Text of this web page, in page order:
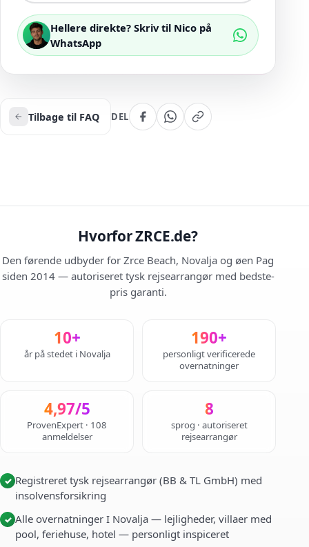
Hellere direkte? Skriv til Nico på
WhatsApp
Tilbage til FAQ DEL
Hvorfor ZRCE.de?
Den førende udbyder for Zrce Beach, Novalja og øen Pag
siden 2014 — autoriseret tysk rejsearrangør med bedste-
pris garanti.
10+
år på stedet i Novalja
190+
personligt verificerede
overnatninger
4,97/5
ProvenExpert · 108
anmeldelser
8
sprog · autoriseret
rejsearrangør
✓ Registreret tysk rejsearrangør (BB & TL GmbH) med
insolvensforsikring
✓ Alle overnatninger I Novalja — lejligheder, villaer med
pool, feriehuse, hotel — personligt inspiceret